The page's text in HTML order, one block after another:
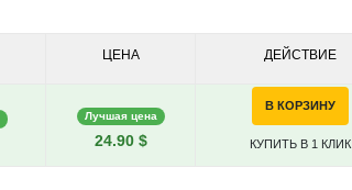
ЦЕНА ДЕЙСТВИЕ
Лучшая цена
24.90 $
В КОРЗИНУ
КУПИТЬ В 1 КЛИК